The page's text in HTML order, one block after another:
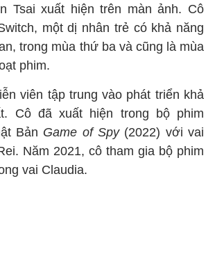
Tsai xuất hiện trên màn ảnh. Cô
một dị nhân trẻ có khả năng
trong mùa thứ ba và cũng là mùa
phim.
viên tập trung vào phát triển khả
Cô đã xuất hiện trong bộ phim
Bản Game of Spy (2022) với vai
Năm 2021, cô tham gia bộ phim
vai Claudia.